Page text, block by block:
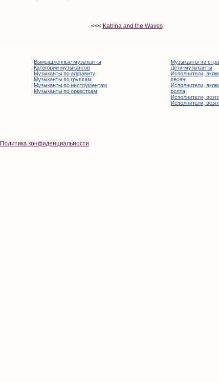
<<< Katrina and the Waves
Вымышленные музыканты
Категории музыкантов
Музыканты по алфавиту
Музыканты по группам
Музыканты по инструментам
Музыканты по оркестрам
Музыканты по
Дети-музыканты
Исполнители,
песен
Исполнители,
ролла
Исполнители,
Исполнители,
Политика конфиденциальности